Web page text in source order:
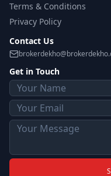
Terms & Conditions
Privacy Policy
Contact Us
Get in Touch